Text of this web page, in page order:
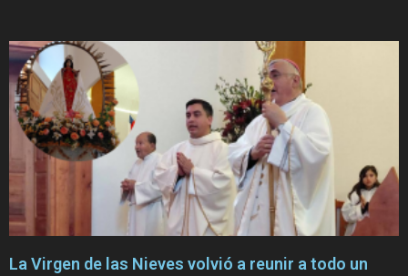
La Virgen de las Nieves volvió a reunir a todo un